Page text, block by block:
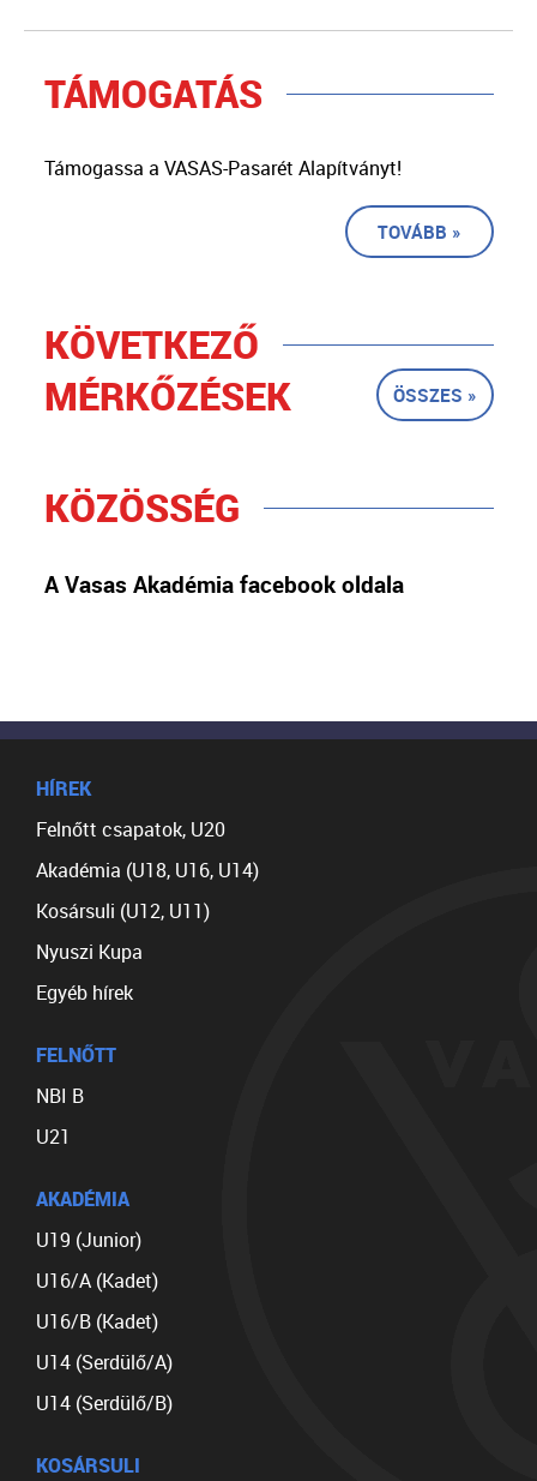
TÁMOGATÁS
Támogassa a VASAS-Pasarét Alapítványt!
TOVÁBB »
KÖVETKEZŐ
MÉRKŐZÉSEK
ÖSSZES »
KÖZÖSSÉG
A Vasas Akadémia facebook oldala
HÍREK
Felnőtt csapatok, U20
Akadémia (U18, U16, U14)
Kosársuli (U12, U11)
Nyuszi Kupa
Egyéb hírek
FELNŐTT
NBI B
U21
AKADÉMIA
U19 (Junior)
U16/A (Kadet)
U16/B (Kadet)
U14 (Serdülő/A)
U14 (Serdülő/B)
KOSÁRSULI